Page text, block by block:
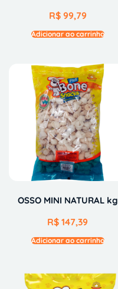
R$99,79
Adicionar ao carrinho
OSSO MINI NATURAL kg
R$ 147,39
Adicionar ao carrinho